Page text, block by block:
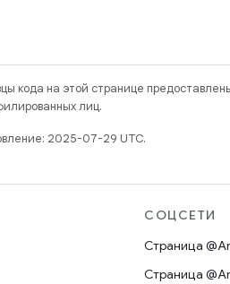
кода на этой странице
лиц.
2025-07-29 UTC.
СОЦСЕТИ
Страница
Страница